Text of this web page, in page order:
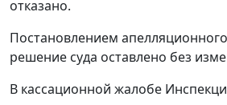
отказано.
Постановлением
решение суда оставлено без
В кассационной жалобе